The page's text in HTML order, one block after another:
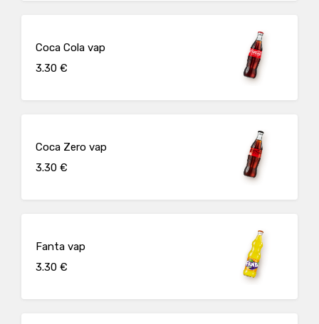
Coca Cola vap
3.30 €
Coca Zero vap
3.30 €
Fanta vap
3.30 €